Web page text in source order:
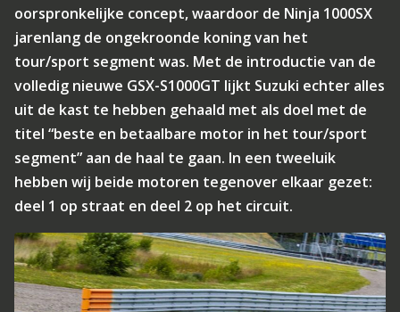
oorspronkelijke concept, waardoor de Ninja 1000SX
jarenlang de ongekroonde koning van het
tour/sport segment was. Met de introductie van de
volledig nieuwe GSX-S1000GT lijkt Suzuki echter alles
uit de kast te hebben gehaald met als doel met de
titel “beste en betaalbare motor in het tour/sport
segment” aan de haal te gaan. In een tweeluik
hebben wij beide motoren tegenover elkaar gezet:
deel 1 op straat en deel 2 op het circuit.